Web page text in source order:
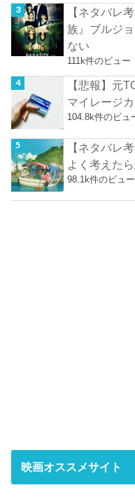
【ネタバレ
族』ブルジ
ない
111k件のビュー
【悲報】元
マイレージ
104.8k件のビュ
【ネタバレ
よく考えた
98.1k件のビュー
映画オススメサイト